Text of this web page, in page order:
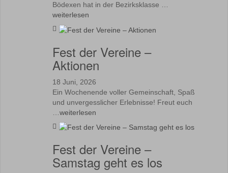
Bödexen hat in der Bezirksklasse …
weiterlesen
Fest der Vereine –
Aktionen
18 Juni, 2026
Ein Wochenende voller Gemeinschaft, Spaß
und unvergesslicher Erlebnisse! Freut euch
weiterlesen
Fest der Vereine –
Samstag geht es los